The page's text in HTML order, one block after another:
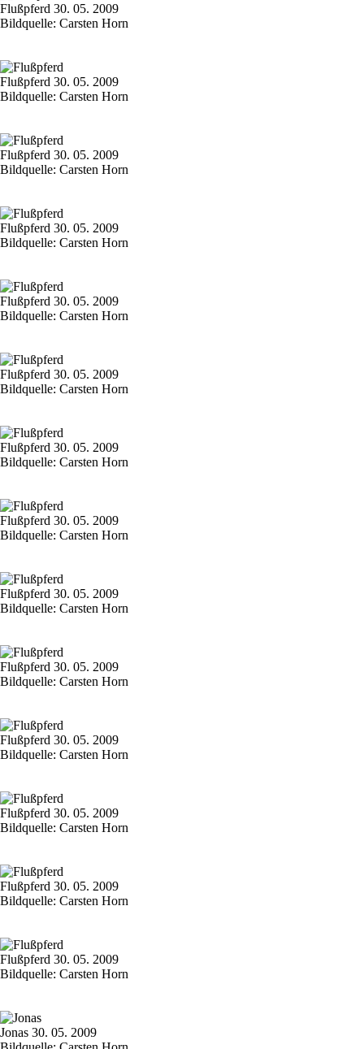
Flußpferd 30. 05. 2009
Bildquelle: Carsten Horn
Flußpferd 30. 05. 2009
Bildquelle: Carsten Horn
Flußpferd 30. 05. 2009
Bildquelle: Carsten Horn
Flußpferd 30. 05. 2009
Bildquelle: Carsten Horn
Flußpferd 30. 05. 2009
Bildquelle: Carsten Horn
Flußpferd 30. 05. 2009
Bildquelle: Carsten Horn
Flußpferd 30. 05. 2009
Bildquelle: Carsten Horn
Flußpferd 30. 05. 2009
Bildquelle: Carsten Horn
Flußpferd 30. 05. 2009
Bildquelle: Carsten Horn
Flußpferd 30. 05. 2009
Bildquelle: Carsten Horn
Flußpferd 30. 05. 2009
Bildquelle: Carsten Horn
Flußpferd 30. 05. 2009
Bildquelle: Carsten Horn
Flußpferd 30. 05. 2009
Bildquelle: Carsten Horn
Flußpferd 30. 05. 2009
Bildquelle: Carsten Horn
Jonas 30. 05. 2009